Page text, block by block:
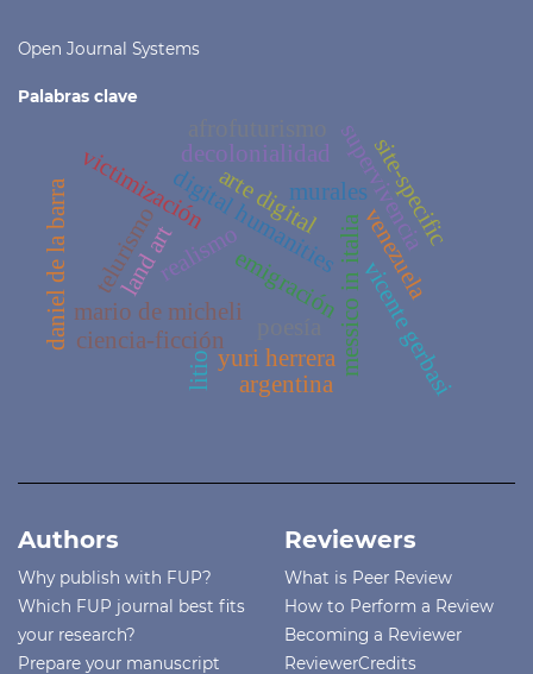
Open Journal Systems
Palabras clave
digital humanities
mario de micheli
murales
messico in italia
realismo
arte digital
victimización supervivencia
vicente gerbasi
venezuela
telurismo emigración
decolonialidad
daniel de la barra ciencia-ficción
yuri herrera
argentina
land art
litio
site-specific
Authors
Why publish with FUP?
Which FUP journal best fits
your research?
Prepare your manuscript
Reviewers
What is Peer Review
How to Perform a Review
Becoming a Reviewer
ReviewerCredits